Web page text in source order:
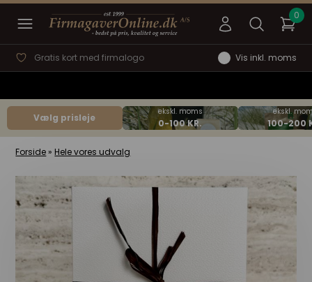
Gratis kort med firmalogo Vis inkl. moms
Vælg prisleje
Forside » Hele vores udvalg